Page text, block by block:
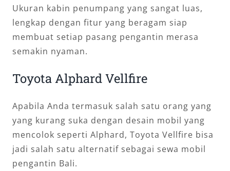
Ukuran kabin penumpang yang sangat luas,
lengkap dengan fitur yang beragam siap
membuat setiap pasang pengantin merasa
semakin nyaman.
Toyota Alphard Vellfire
Apabila Anda termasuk salah satu orang yang
yang kurang suka dengan desain mobil yang
mencolok seperti Alphard, Toyota Vellfire bisa
jadi salah satu alternatif sebagai sewa mobil
pengantin Bali.